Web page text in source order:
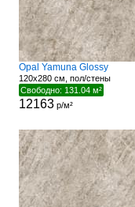
Opal Yamuna Glossy
120x280 см, пол/стены
Свободно: 131.04 м²
12163р/м²